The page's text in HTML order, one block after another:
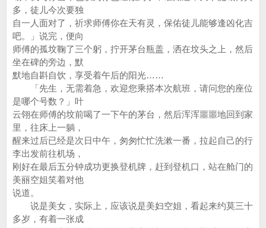
多，徒儿今次要独
自一人面对了，祈求师傅你在天有灵，保佑徒儿能够逢凶化吉
吧。」说完，便向
师傅的孤坟鞠了三个躬，拧开茅台瓶盖，洒在坟头之上，然后
坐在碑的旁边，默
默地自斟自饮，享受着午后的阳光……
「先生，无需着急，欢迎您乘搭本次航班，请问您的座位
是哪个号数？」叶
云翎在师傅的坟前喝了一下午的茅台，然后浑浑噩噩地回到家
里，往床上一躺，
醒来过后已经是次日中午，匆匆忙忙洗漱一番，拉起自己的行
李出发前往机场，
刚好在最后五分钟成功更换登机牌，赶到登机口，站在舱门的
美丽空姐笑着对他
说道。
说是美女，实际上，应该说是美妇空姐，看起来约莫三十
多岁，有着一张成